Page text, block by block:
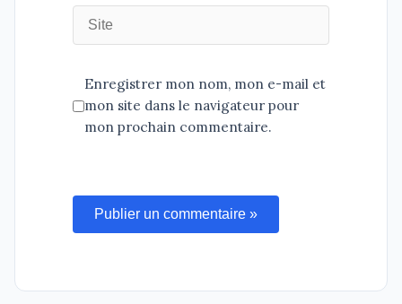
Enregistrer mon nom, mon e-mail et
mon site dans le navigateur pour
mon prochain commentaire.
Publier un commentaire »